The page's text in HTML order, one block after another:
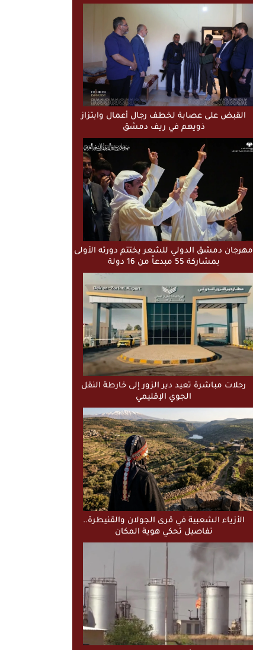
القبض على عصابة لخطف رجال أعمال وابتزاز
ذويهم في ريف دمشق
مهرجان دمشق الدولي للشعر يختتم دورته الأولى
بمشاركة 55 مبدعاً من 16 دولة
رحلات مباشرة تعيد دير الزور إلى خارطة النقل
الجوي الإقليمي
الأزياء الشعبية في قرى الجولان والقنيطرة..
تفاصيل تحكي هوية المكان